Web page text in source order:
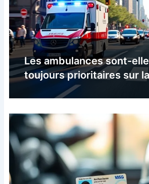
Les ambulances sont-
toujours prioritaires sur